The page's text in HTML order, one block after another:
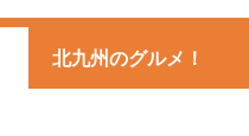
北九州のグルメ！